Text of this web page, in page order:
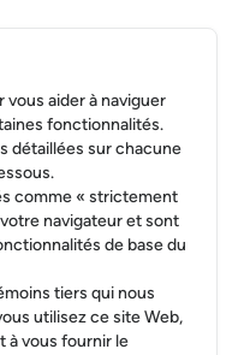
aider à naviguer
fonctionnalités.
détaillées sur chacune
comme « strictement
navigateur et sont
de base du
tiers qui nous
utilisez ce site Web,
à vous fournir le